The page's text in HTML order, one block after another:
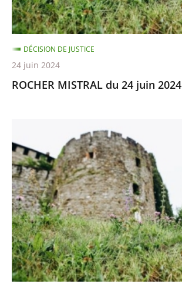
ROCHER MISTRAL du 24 juin 2024
DÉCISION DE JUSTICE
24 juin 2024
de
la
Baou
à
La
Barben
-
Rocher
Mistral